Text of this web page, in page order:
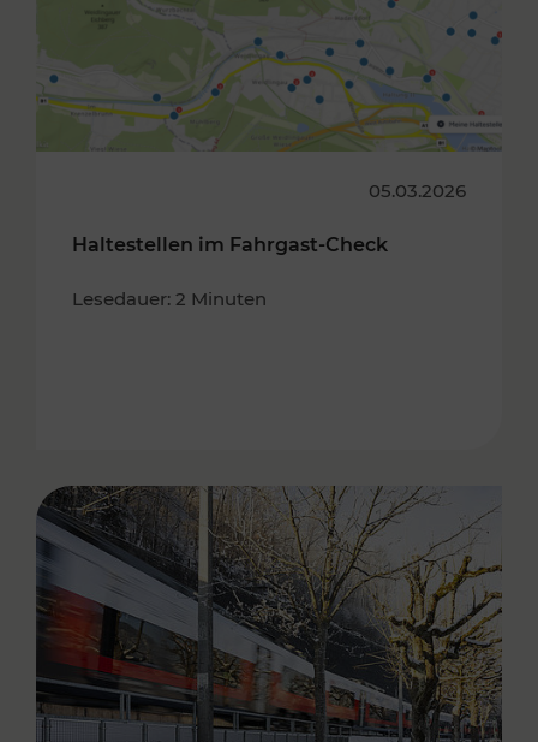
05.03.2026
Haltestellen im Fahrgast-Check
Lesedauer: 2 Minuten